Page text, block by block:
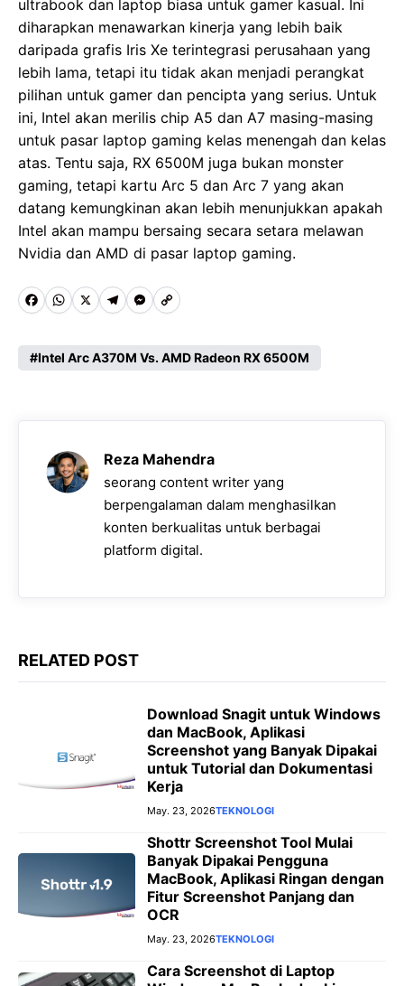
ultrabook dan laptop biasa untuk gamer kasual. Ini
diharapkan menawarkan kinerja yang lebih baik
daripada grafis Iris Xe terintegrasi perusahaan yang
lebih lama, tetapi itu tidak akan menjadi perangkat
pilihan untuk gamer dan pencipta yang serius. Untuk
ini, Intel akan merilis chip A5 dan A7 masing-masing
untuk pasar laptop gaming kelas menengah dan kelas
atas. Tentu saja, RX 6500M juga bukan monster
gaming, tetapi kartu Arc 5 dan Arc 7 yang akan
datang kemungkinan akan lebih menunjukkan apakah
Intel akan mampu bersaing secara setara melawan
Nvidia dan AMD di pasar laptop gaming.
F
c
b
W
a
s
A
p
X T
l
g
r
a
m
M
s
e
n
g
e
r
C
p
L
i
n
k
Intel Arc A370M Vs. AMD Radeon RX 6500M
Reza Mahendra
seorang content writer yang
berpengalaman dalam menghasilkan
konten berkualitas untuk berbagai
platform digital.
RELATED POST
Download Snagit untuk Windows
dan MacBook, Aplikasi
Screenshot yang Banyak Dipakai
untuk Tutorial dan Dokumentasi
Kerja
May. 23, 2026TEKNOLOGI
Shottr Screenshot Tool Mulai
Banyak Dipakai Pengguna
MacBook, Aplikasi Ringan dengan
Fitur Screenshot Panjang dan
OCR
May. 23, 2026TEKNOLOGI
Cara Screenshot di Laptop